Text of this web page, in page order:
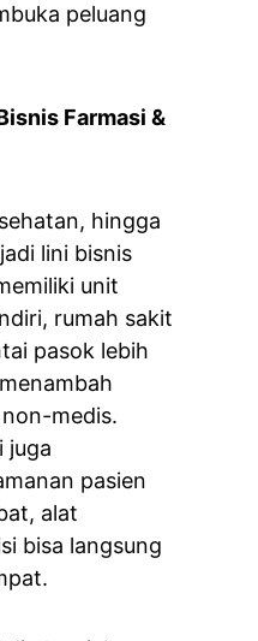
peluang
Farmasi &
hingga
lini bisnis
unit
rumah sakit
pasok lebih
medis.
juga
pasien
alat
bisa langsung